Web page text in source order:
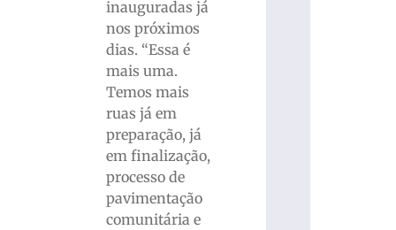
inauguradas já
nos próximos
dias. “Essa é
mais uma.
Temos mais
ruas já em
preparação, já
em finalização,
processo de
pavimentação
comunitária e